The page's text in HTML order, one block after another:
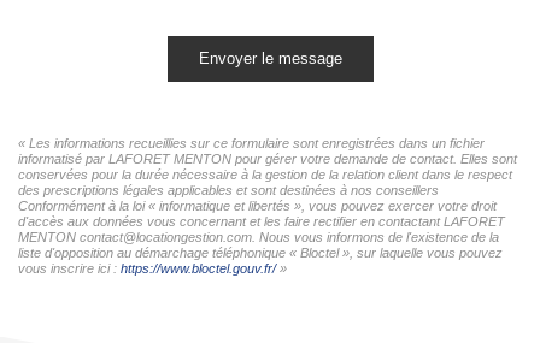
Envoyer le message
« Les informations recueillies sur ce formulaire sont enregistrées dans un fichier
informatisé par LAFORET MENTON pour gérer votre demande de contact. Elles sont
conservées pour la durée nécessaire à la gestion de la relation client dans le respect
des prescriptions légales applicables et sont destinées à nos conseillers
Conformément à la loi « informatique et libertés », vous pouvez exercer votre droit
d'accès aux données vous concernant et les faire rectifier en contactant LAFORET
MENTON contact@locationgestion.com. Nous vous informons de l'existence de la
liste d'opposition au démarchage téléphonique « Bloctel », sur laquelle vous pouvez
vous inscrire ici : https://www.bloctel.gouv.fr/»